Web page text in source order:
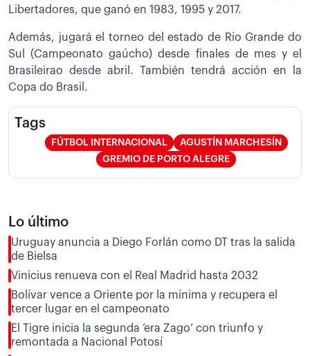
Libertadores, que ganó en 1983, 1995 y 2017.
Además, jugará el torneo del estado de Rio Grande do
Sul (Campeonato gaúcho) desde finales de mes y el
Brasileirao desde abril. También tendrá acción en la
Copa do Brasil.
Tags
FÚTBOL INTERNACIONAL
AGUSTÍN MARCHESÍN
GREMIO DE PORTO ALEGRE
Lo último
Uruguay anuncia a Diego Forlán como DT tras la salida
de Bielsa
Vinicius renueva con el Real Madrid hasta 2032
Bolívar vence a Oriente por la mínima y recupera el
tercer lugar en el campeonato
El Tigre inicia la segunda ‘era Zago’ con triunfo y
remontada a Nacional Potosí